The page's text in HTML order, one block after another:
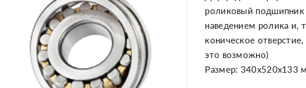
роликовый подшипник
наведением ролика и,
коническое
это возможно)
Размер: 340x520x133